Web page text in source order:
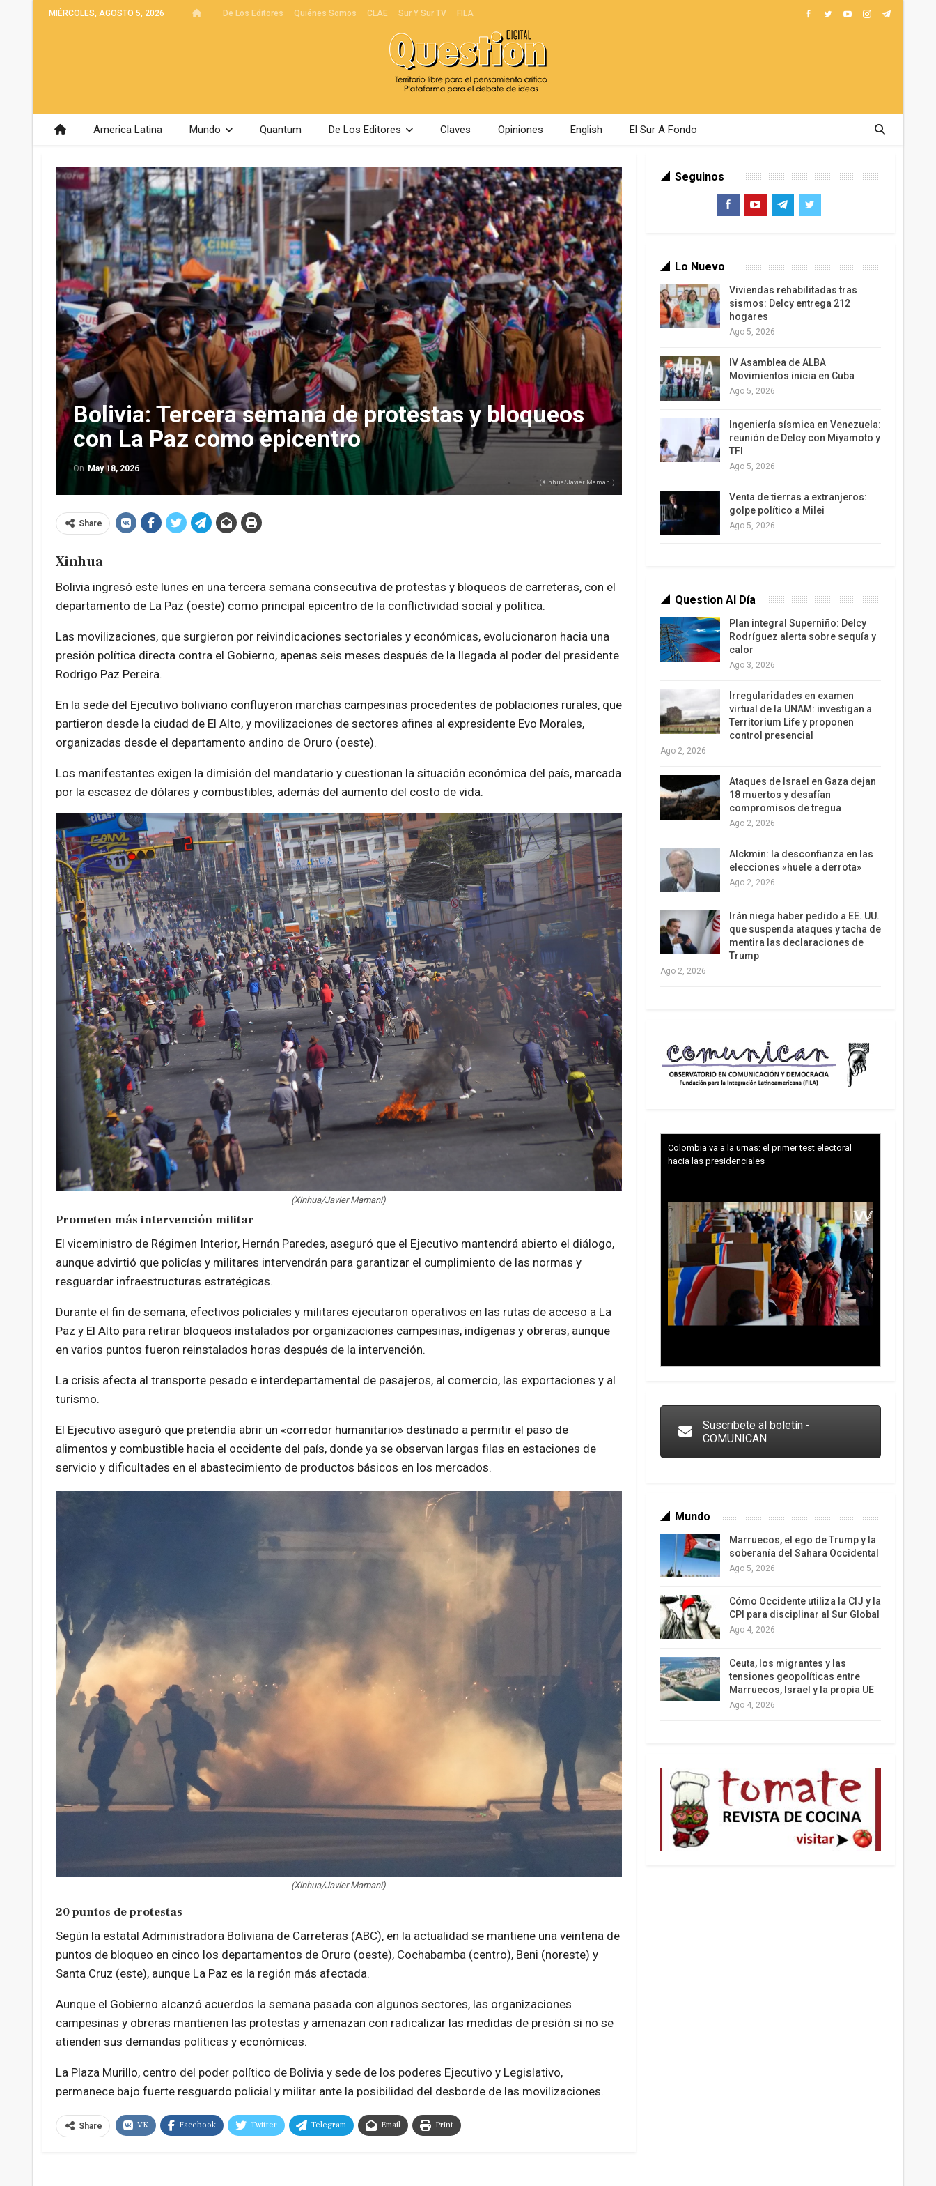
MIÉRCOLES, AGOSTO 5, 2026 De Los Editores Quiénes Somos CLAE Sur Y Sur TV FILA
America Latina Mundo Quantum De Los Editores Claves Opiniones English El Sur A Fondo
Bolivia: Tercera semana de protestas y bloqueos
con La Paz como epicentro
On May 18, 2026
(Xinhua/Javier Mamani)
Share
Xinhua
Bolivia ingresó este lunes en una tercera semana consecutiva de protestas y bloqueos de carreteras, con el
departamento de La Paz (oeste) como principal epicentro de la conflictividad social y política.
Las movilizaciones, que surgieron por reivindicaciones sectoriales y económicas, evolucionaron hacia una
presión política directa contra el Gobierno, apenas seis meses después de la llegada al poder del presidente
Rodrigo Paz Pereira.
En la sede del Ejecutivo boliviano confluyeron marchas campesinas procedentes de poblaciones rurales, que
partieron desde la ciudad de El Alto, y movilizaciones de sectores afines al expresidente Evo Morales,
organizadas desde el departamento andino de Oruro (oeste).
Los manifestantes exigen la dimisión del mandatario y cuestionan la situación económica del país, marcada
por la escasez de dólares y combustibles, además del aumento del costo de vida.
(Xinhua/Javier Mamani)
Prometen más intervención militar
El viceministro de Régimen Interior, Hernán Paredes, aseguró que el Ejecutivo mantendrá abierto el diálogo,
aunque advirtió que policías y militares intervendrán para garantizar el cumplimiento de las normas y
resguardar infraestructuras estratégicas.
Durante el fin de semana, efectivos policiales y militares ejecutaron operativos en las rutas de acceso a La
Paz y El Alto para retirar bloqueos instalados por organizaciones campesinas, indígenas y obreras, aunque
en varios puntos fueron reinstalados horas después de la intervención.
La crisis afecta al transporte pesado e interdepartamental de pasajeros, al comercio, las exportaciones y al
turismo.
El Ejecutivo aseguró que pretendía abrir un «corredor humanitario» destinado a permitir el paso de
alimentos y combustible hacia el occidente del país, donde ya se observan largas filas en estaciones de
servicio y dificultades en el abastecimiento de productos básicos en los mercados.
(Xinhua/Javier Mamani)
20 puntos de protestas
Según la estatal Administradora Boliviana de Carreteras (ABC), en la actualidad se mantiene una veintena de
puntos de bloqueo en cinco los departamentos de Oruro (oeste), Cochabamba (centro), Beni (noreste) y
Santa Cruz (este), aunque La Paz es la región más afectada.
Aunque el Gobierno alcanzó acuerdos la semana pasada con algunos sectores, las organizaciones
campesinas y obreras mantienen las protestas y amenazan con radicalizar las medidas de presión si no se
atienden sus demandas políticas y económicas.
La Plaza Murillo, centro del poder político de Bolivia y sede de los poderes Ejecutivo y Legislativo,
permanece bajo fuerte resguardo policial y militar ante la posibilidad del desborde de las movilizaciones.
Share VK Facebook Twitter Telegram Email Print
Seguinos
Lo Nuevo
Viviendas rehabilitadas tras
sismos: Delcy entrega 212
hogares
Ago 5, 2026
IV Asamblea de ALBA
Movimientos inicia en Cuba
Ago 5, 2026
Ingeniería sísmica en Venezuela:
reunión de Delcy con Miyamoto y
TFI
Ago 5, 2026
Venta de tierras a extranjeros:
golpe político a Milei
Ago 5, 2026
Question Al Día
Plan integral Superniño: Delcy
Rodríguez alerta sobre sequía y
calor
Ago 3, 2026
Irregularidades en examen
virtual de la UNAM: investigan a
Territorium Life y proponen
control presencial
Ago 2, 2026
Ataques de Israel en Gaza dejan
18 muertos y desafían
compromisos de tregua
Ago 2, 2026
Alckmin: la desconfianza en las
elecciones «huele a derrota»
Ago 2, 2026
Irán niega haber pedido a EE. UU.
que suspenda ataques y tacha de
mentira las declaraciones de
Trump
Ago 2, 2026
Colombia va a la urnas: el primer test electoral
hacia las presidenciales
Los latinos le van dando la espalda a Trump
Suscribete al boletín -
COMUNICAN
Mundo
Marruecos, el ego de Trump y la
soberanía del Sahara Occidental
Ago 5, 2026
Cómo Occidente utiliza la CIJ y la
CPI para disciplinar al Sur Global
Ago 4, 2026
Ceuta, los migrantes y las
tensiones geopolíticas entre
Marruecos, Israel y la propia UE
Ago 4, 2026